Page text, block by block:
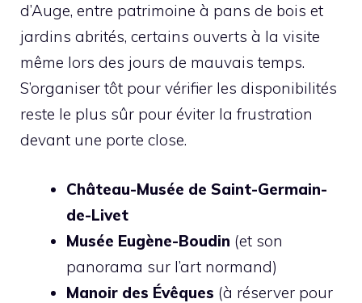
d’Auge, entre patrimoine à pans de bois et
jardins abrités, certains ouverts à la visite
même lors des jours de mauvais temps.
S’organiser tôt pour vérifier les disponibilités
reste le plus sûr pour éviter la frustration
devant une porte close.
Château-Musée de Saint-Germain-
de-Livet
Musée Eugène-Boudin (et son
panorama sur l’art normand)
Manoir des Évêques (à réserver pour